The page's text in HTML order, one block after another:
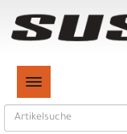
TOGGLE NAVIGATION